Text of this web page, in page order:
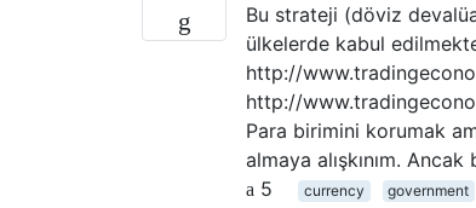
Bu strateji (döviz
ülkelerde kabul
http://
http://
Para birimini korumak
almaya alışkınım.
5
currency government